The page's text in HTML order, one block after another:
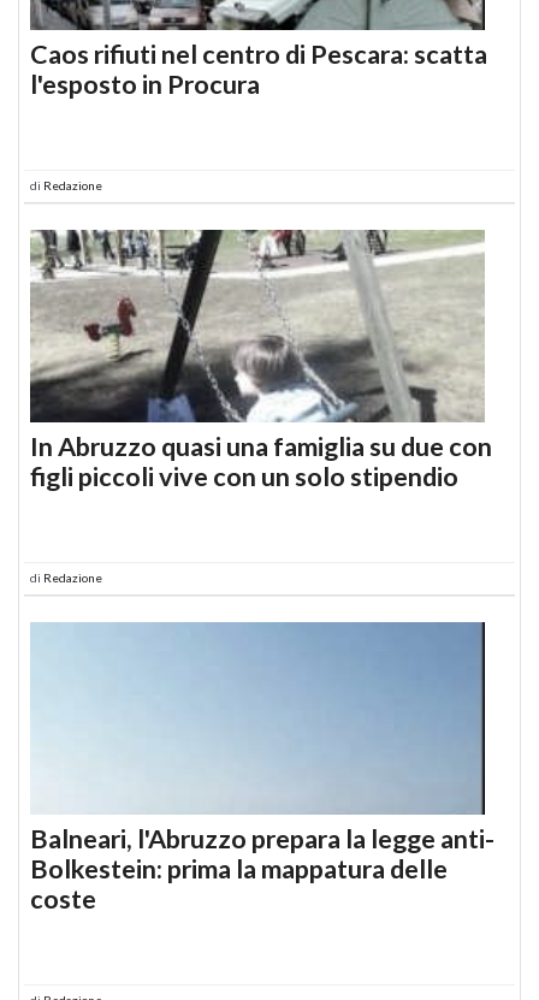
Caos rifiuti nel centro di Pescara: scatta
l'esposto in Procura
di Redazione
In Abruzzo quasi una famiglia su due con
figli piccoli vive con un solo stipendio
di Redazione
Balneari, l'Abruzzo prepara la legge anti-
Bolkestein: prima la mappatura delle
coste